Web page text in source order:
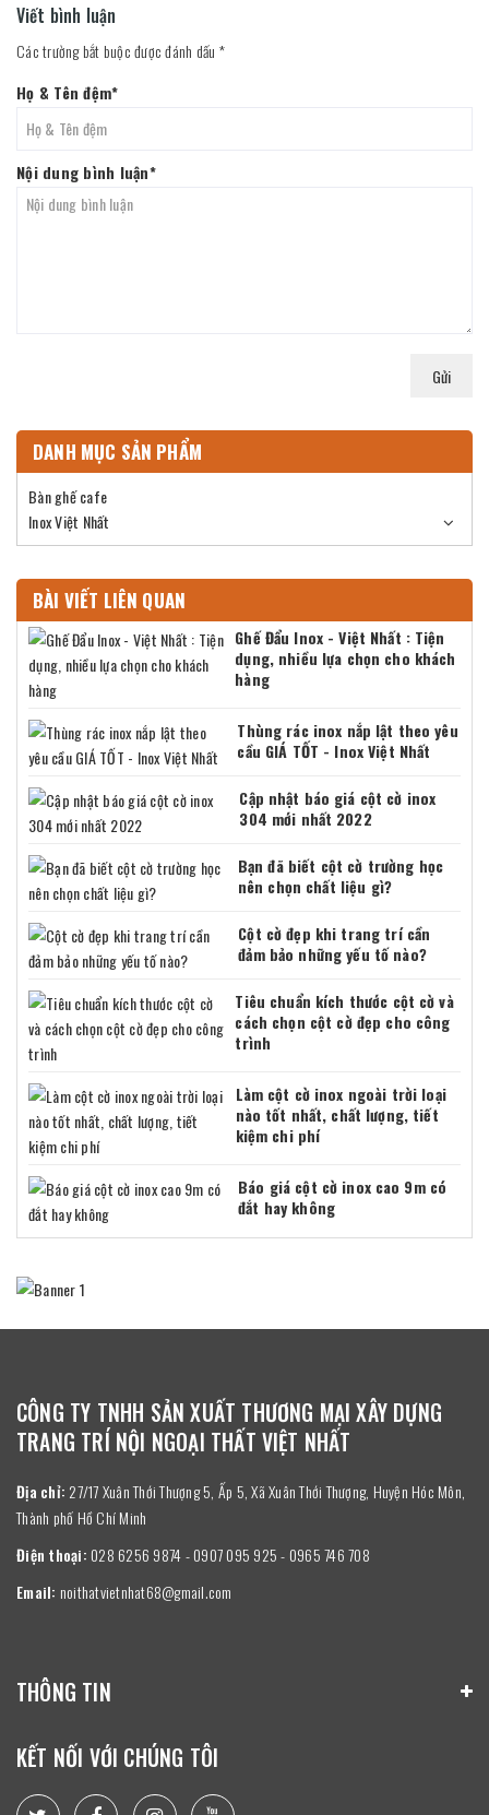
Viết bình luận
Các trường bắt buộc được đánh dấu *
Họ & Tên đệm*
Nội dung bình luận*
Gửi
DANH MỤC SẢN PHẨM
Bàn ghế cafe
Inox Việt Nhất
BÀI VIẾT LIÊN QUAN
Ghế Đẩu Inox - Việt Nhất : Tiện
dụng, nhiều lựa chọn cho khách
hàng
Thùng rác inox nắp lật theo yêu
cầu GIÁ TỐT - Inox Việt Nhất
Cập nhật báo giá cột cờ inox
304 mới nhất 2022
Bạn đã biết cột cờ trường học
nên chọn chất liệu gì?
Cột cờ đẹp khi trang trí cần
đảm bảo những yếu tố nào?
Tiêu chuẩn kích thước cột cờ và
cách chọn cột cờ đẹp cho công
trình
Làm cột cờ inox ngoài trời loại
nào tốt nhất, chất lượng, tiết
kiệm chi phí
Báo giá cột cờ inox cao 9m có
đắt hay không
CÔNG TY TNHH SẢN XUẤT THƯƠNG MẠI XÂY DỰNG
TRANG TRÍ NỘI NGOẠI THẤT VIỆT NHẤT
Địa chỉ: 27/17 Xuân Thới Thượng 5, Ấp 5, Xã Xuân Thới Thượng, Huyện Hóc Môn,
Thành phố Hồ Chí Minh
Điện thoại: 028 6256 9874 - 0907 095 925 - 0965 746 708
Email: noithatvietnhat68@gmail.com
THÔNG TIN
KẾT NỐI VỚI CHÚNG TÔI